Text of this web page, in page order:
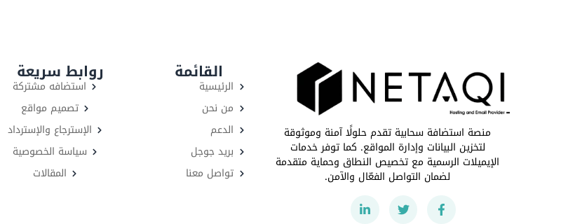
منصة استضافة سحابية تقدم حلولًا آمنة وموثوقة
لتخزين البيانات وإدارة المواقع. كما توفر خدمات
الإيميلات الرسمية مع تخصيص النطاق وحماية متقدمة
لضمان التواصل الفعّال والآمن.
القائمة
الرئيسية
من نحن
الدعم
بريد جوجل
تواصل معنا
روابط سريعة
استضافه مشتركة
تصميم مواقع
الإسترجاع والإسترداد
سياسة الخصوصية
المقالات